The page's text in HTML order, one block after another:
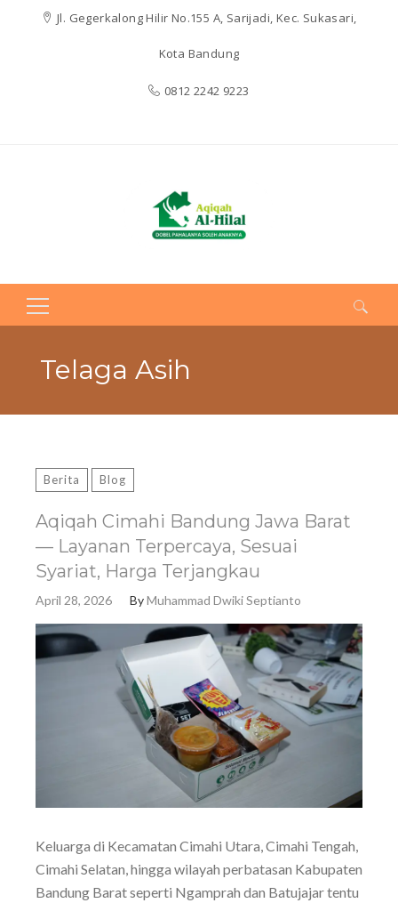
Jl. Gegerkalong Hilir No.155 A, Sarijadi, Kec. Sukasari,
Kota Bandung
0812 2242 9223
Search
for:Telaga Asih
Berita Blog
Aqiqah Cimahi Bandung Jawa Barat
— Layanan Terpercaya, Sesuai
Syariat, Harga Terjangkau
April 28, 2026 ByMuhammad Dwiki Septianto
Keluarga di Kecamatan Cimahi Utara, Cimahi Tengah,
Cimahi Selatan, hingga wilayah perbatasan Kabupaten
Bandung Barat seperti Ngamprah dan Batujajar tentu